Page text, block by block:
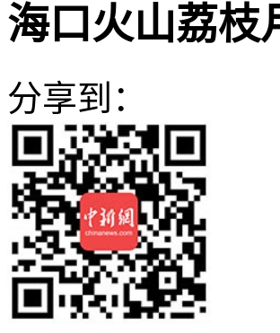
海口火山荔枝
分享到：